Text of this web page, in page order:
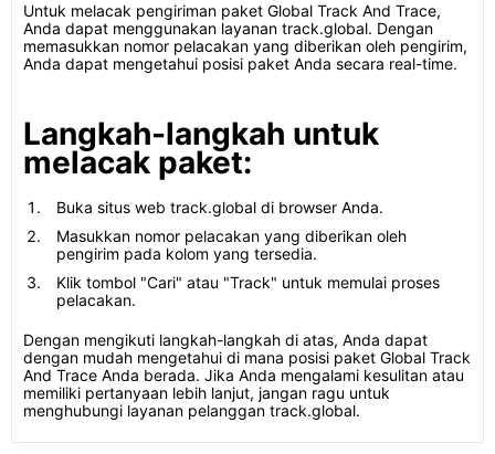
Untuk melacak pengiriman paket Global Track And Trace,
Anda dapat menggunakan layanan track.global. Dengan
memasukkan nomor pelacakan yang diberikan oleh pengirim,
Anda dapat mengetahui posisi paket Anda secara real-time.
Langkah-langkah untuk
melacak paket:
Buka situs web track.global di browser Anda.
Masukkan nomor pelacakan yang diberikan oleh
pengirim pada kolom yang tersedia.
Klik tombol "Cari" atau "Track" untuk memulai proses
pelacakan.
Dengan mengikuti langkah-langkah di atas, Anda dapat
dengan mudah mengetahui di mana posisi paket Global Track
And Trace Anda berada. Jika Anda mengalami kesulitan atau
memiliki pertanyaan lebih lanjut, jangan ragu untuk
menghubungi layanan pelanggan track.global.